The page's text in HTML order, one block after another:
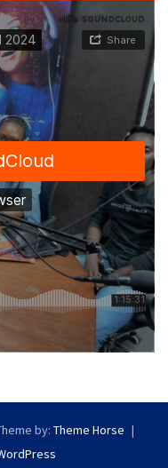
by: Theme Horse